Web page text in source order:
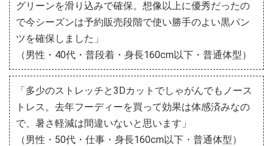
グリーンを滑り込みで確保。想像以上に優秀だったの
で今シーズンは予約販売段階で使い勝手のよい黒パン
ツを確保しました」
（男性・40代・普段着・身長160cm以下・普通体型）
「多少のストレッチと3Dカットでしゃがんでもノース
トレス。去年フーディーを買って効果は体感済みなの
で、暑さ軽減は間違いないと思います」
（男性・50代・仕事・身長160cm以下・普通体型）